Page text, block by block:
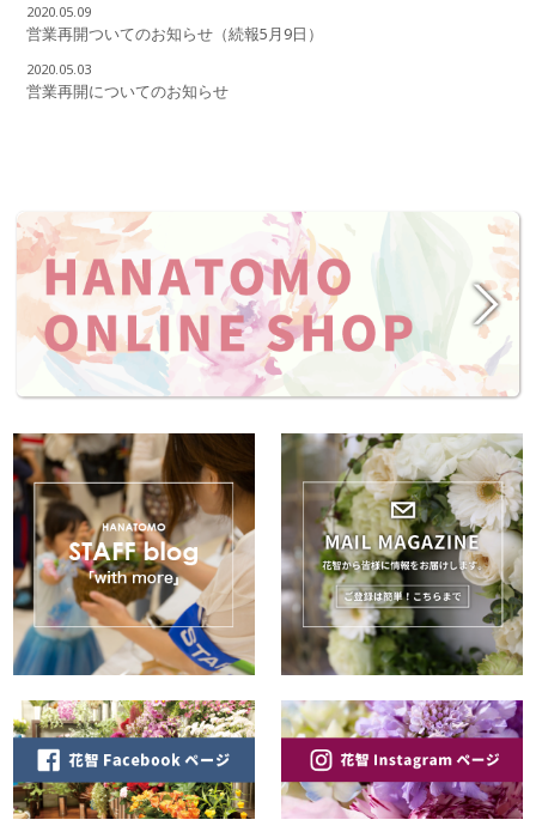
2020.05.09
営業再開ついてのお知らせ（続報5月9日）
2020.05.03
営業再開についてのお知らせ